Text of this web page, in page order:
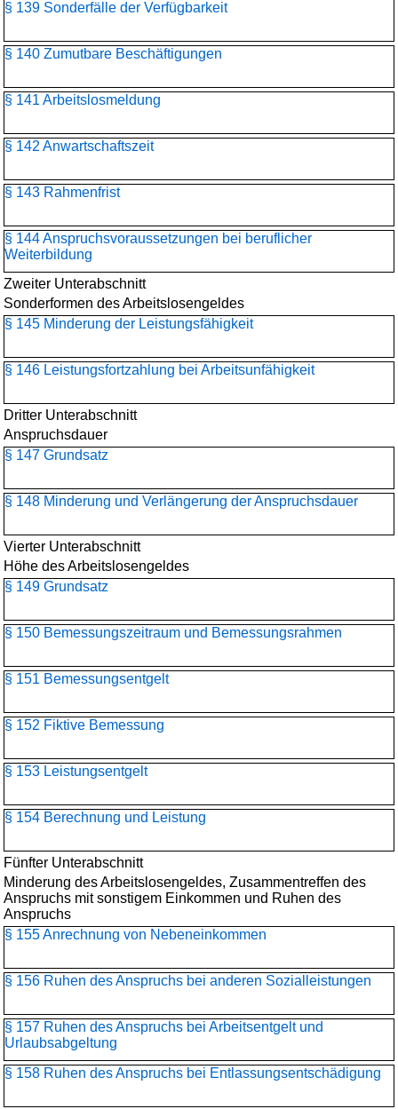
§ 139 Sonderfälle der Verfügbarkeit
§ 140 Zumutbare Beschäftigungen
§ 141 Arbeitslosmeldung
§ 142 Anwartschaftszeit
§ 143 Rahmenfrist
§ 144 Anspruchsvoraussetzungen bei beruflicher
Weiterbildung
Zweiter Unterabschnitt
Sonderformen des Arbeitslosengeldes
§ 145 Minderung der Leistungsfähigkeit
§ 146 Leistungsfortzahlung bei Arbeitsunfähigkeit
Dritter Unterabschnitt
Anspruchsdauer
§ 147 Grundsatz
§ 148 Minderung und Verlängerung der Anspruchsdauer
Vierter Unterabschnitt
Höhe des Arbeitslosengeldes
§ 149 Grundsatz
§ 150 Bemessungszeitraum und Bemessungsrahmen
§ 151 Bemessungsentgelt
§ 152 Fiktive Bemessung
§ 153 Leistungsentgelt
§ 154 Berechnung und Leistung
Fünfter Unterabschnitt
Minderung des Arbeitslosengeldes, Zusammentreffen des
Anspruchs mit sonstigem Einkommen und Ruhen des
Anspruchs
§ 155 Anrechnung von Nebeneinkommen
§ 156 Ruhen des Anspruchs bei anderen Sozialleistungen
§ 157 Ruhen des Anspruchs bei Arbeitsentgelt und
Urlaubsabgeltung
§ 158 Ruhen des Anspruchs bei Entlassungsentschädigung